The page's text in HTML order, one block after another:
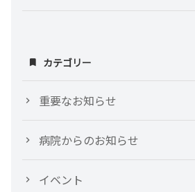
カテゴリー
重要なお知らせ
病院からのお知らせ
イベント